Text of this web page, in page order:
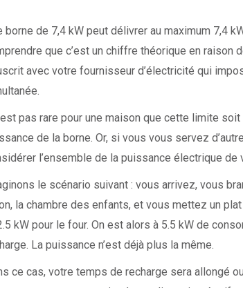
borne de 7,4 kW peut délivrer au maximum 7,4
que c’est un chiffre théorique en raison
avec votre fournisseur d’électricité qui
pas rare pour une maison que cette limite
de la borne. Or, si vous vous servez
l’ensemble de la puissance électrique de
le scénario suivant : vous arrivez, vous
la chambre des enfants, et vous mettez un
kW pour le four. On est alors à 5.5 kW de
La puissance n’est déjà plus la même.
ce cas, votre temps de recharge sera allongé